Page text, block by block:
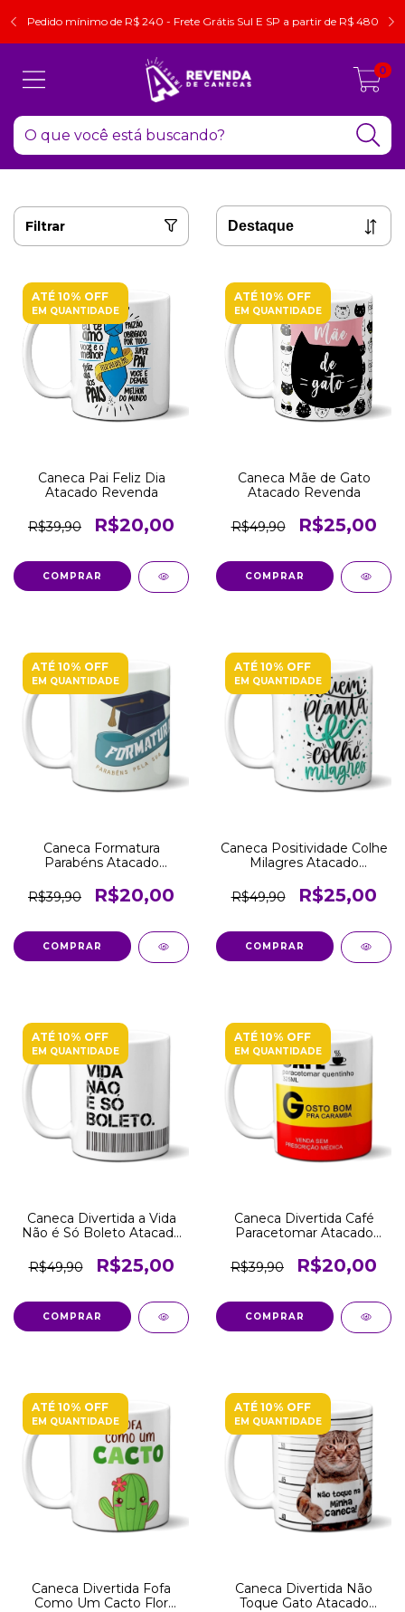
Pedido mínimo de R$ 240 - Frete Grátis Sul E SP a partir de R$ 480
0
Filtrar
ATÉ 10% OFF
EM QUANTIDADE
Caneca Pai Feliz Dia
Atacado Revenda
R$39,90 R$20,00
COMPRAR
ATÉ 10% OFF
EM QUANTIDADE
Caneca Mãe de Gato
Atacado Revenda
R$49,90 R$25,00
COMPRAR
ATÉ 10% OFF
EM QUANTIDADE
Caneca Formatura
Parabéns Atacado
R$39,90
R$20,00
COMPRAR
ATÉ 10% OFF
EM QUANTIDADE
Caneca Positividade Colhe
Milagres Atacado
R$49,90
R$25,00
COMPRAR
ATÉ 10% OFF
EM QUANTIDADE
Caneca Divertida a Vida
Não é Só Boleto Atacado
R$49,90
R$25,00
COMPRAR
ATÉ 10% OFF
EM QUANTIDADE
Caneca Divertida Café
Paracetomar Atacado
R$39,90
R$20,00
COMPRAR
ATÉ 10% OFF
EM QUANTIDADE
Caneca Divertida Fofa
Como Um Cacto Flor
ATÉ 10% OFF
EM QUANTIDADE
Caneca Divertida Não
Toque Gato Atacado